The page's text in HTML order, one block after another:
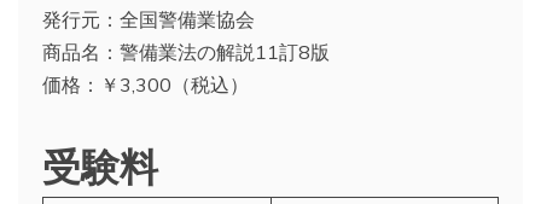
発行元：全国警備業協会
商品名：警備業法の解説11訂8版
価格：￥3,300（税込）
受験料